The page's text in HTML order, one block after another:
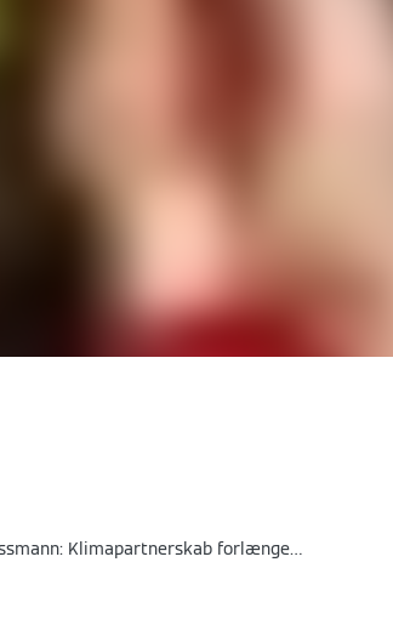
FC Bayern og Viessmann: Klimapartnerskab forlænget til 2026